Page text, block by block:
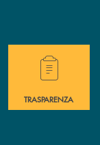
immediata?
Hai bisogno di
TRASPARENZA